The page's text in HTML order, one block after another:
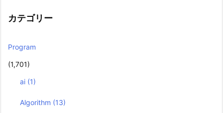
カテゴリー
Program
(1,701)
ai (1)
Algorithm (13)